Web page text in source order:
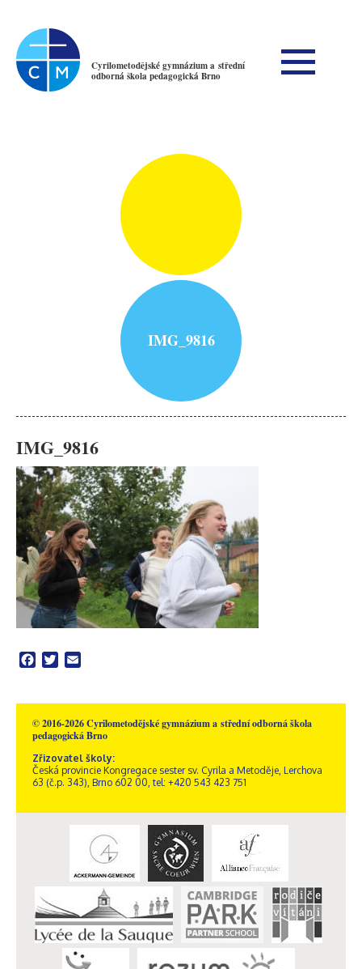
Cyrilometodějské gymnázium a střední
odborná škola pedagogická Brno
IMG_9816
IMG_9816
Facebook
Twitter
© 2016-2026 Cyrilometodějské gymnázium a střední odborná škola
pedagogická Brno
Zřizovatel školy:
Česká provincie Kongregace sester sv. Cyrila a Metoděje, Lerchova
63 (č.p. 343), Brno 602 00, tel: +420 543 423 751